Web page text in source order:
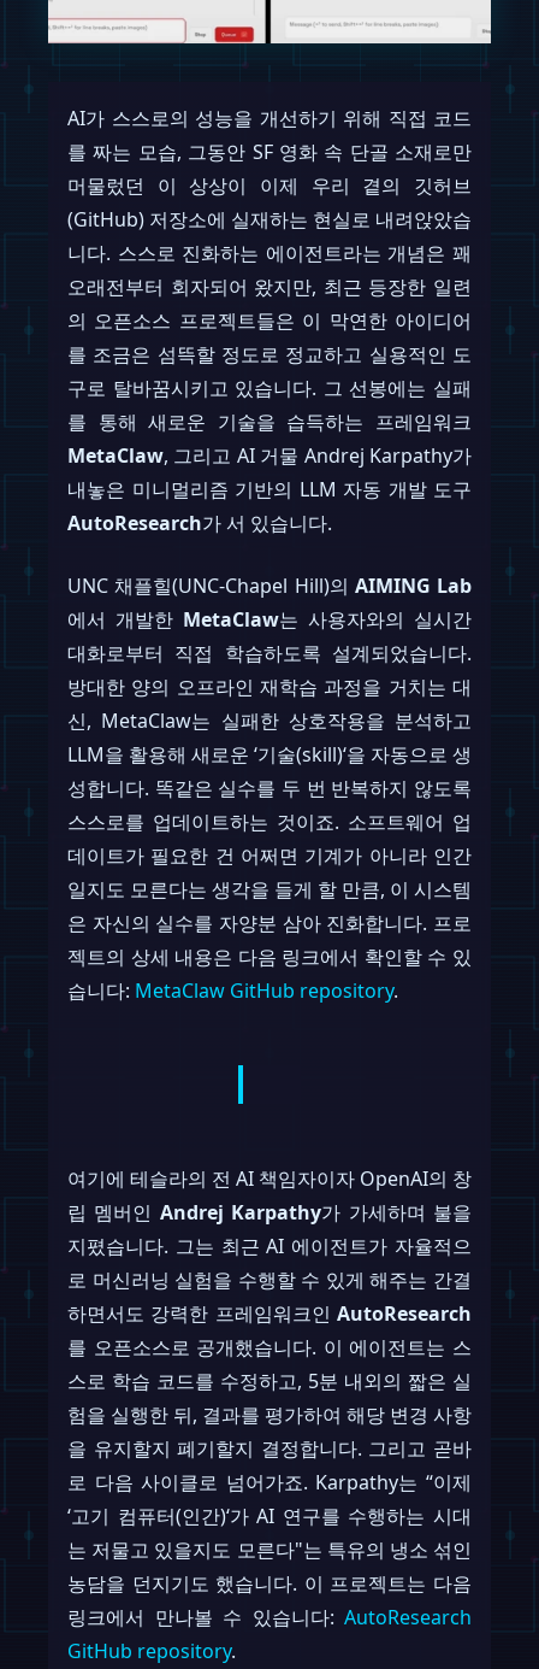
AI가 스스로의 성능을 개선하기 위해 직접 코드
를 짜는 모습, 그동안 SF 영화 속 단골 소재로만
머물렀던 이 상상이 이제 우리 곁의 깃허브
(GitHub) 저장소에 실재하는 현실로 내려앉았습
니다. 스스로 진화하는 에이전트라는 개념은 꽤
오래전부터 회자되어 왔지만, 최근 등장한 일련
의 오픈소스 프로젝트들은 이 막연한 아이디어
를 조금은 섬뜩할 정도로 정교하고 실용적인 도
구로 탈바꿈시키고 있습니다. 그 선봉에는 실패
를 통해 새로운 기술을 습득하는 프레임워크
MetaClaw, 그리고 AI 거물 Andrej Karpathy가
내놓은 미니멀리즘 기반의 LLM 자동 개발 도구
AutoResearch가 서 있습니다.
UNC 채플힐(UNC-Chapel Hill)의 AIMING Lab
에서 개발한 MetaClaw는 사용자와의 실시간
대화로부터 직접 학습하도록 설계되었습니다.
방대한 양의 오프라인 재학습 과정을 거치는 대
신, MetaClaw는 실패한 상호작용을 분석하고
LLM을 활용해 새로운 ‘기술(skill)‘을 자동으로 생
성합니다. 똑같은 실수를 두 번 반복하지 않도록
스스로를 업데이트하는 것이죠. 소프트웨어 업
데이트가 필요한 건 어쩌면 기계가 아니라 인간
일지도 모른다는 생각을 들게 할 만큼, 이 시스템
은 자신의 실수를 자양분 삼아 진화합니다. 프로
젝트의 상세 내용은 다음 링크에서 확인할 수 있
습니다: MetaClaw GitHub repository.
여기에 테슬라의 전 AI 책임자이자 OpenAI의 창
립 멤버인 Andrej Karpathy가 가세하며 불을
지폈습니다. 그는 최근 AI 에이전트가 자율적으
로 머신러닝 실험을 수행할 수 있게 해주는 간결
하면서도 강력한 프레임워크인 AutoResearch
를 오픈소스로 공개했습니다. 이 에이전트는 스
스로 학습 코드를 수정하고, 5분 내외의 짧은 실
험을 실행한 뒤, 결과를 평가하여 해당 변경 사항
을 유지할지 폐기할지 결정합니다. 그리고 곧바
로 다음 사이클로 넘어가죠. Karpathy는 “이제
‘고기 컴퓨터(인간)‘가 AI 연구를 수행하는 시대
는 저물고 있을지도 모른다"는 특유의 냉소 섞인
농담을 던지기도 했습니다. 이 프로젝트는 다음
링크에서 만나볼 수 있습니다: AutoResearch
GitHub repository.